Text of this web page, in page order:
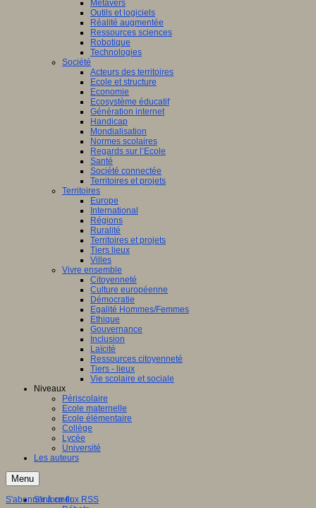
Métavers
Outils et logiciels
Réalité augmentée
Ressources sciences
Robotique
Technologies
Société
Acteurs des territoires
Ecole et structure
Economie
Ecosystème éducatif
Génération internet
Handicap
Mondialisation
Normes scolaires
Regards sur l’Ecole
Santé
Société connectée
Territoires et projets
Territoires
Europe
International
Régions
Ruralité
Territoires et projets
Tiers lieux
Villes
Vivre ensemble
Citoyenneté
Culture européenne
Démocratie
Egalité Hommes/Femmes
Ethique
Gouvernance
Inclusion
Laïcité
Ressources citoyenneté
Tiers - lieux
Vie scolaire et sociale
Niveaux
Périscolaire
Ecole maternelle
Ecole élémentaire
Collège
Lycée
Université
Les auteurs
Menu
S'informer
S'abonner à ce flux RSS